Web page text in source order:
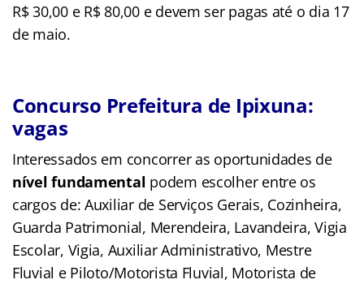
R$ 30,00 e R$ 80,00 e devem ser pagas até o dia 17
de maio.
Concurso Prefeitura de Ipixuna:
vagas
Interessados em concorrer as oportunidades de
nível fundamental podem escolher entre os
cargos de: Auxiliar de Serviços Gerais, Cozinheira,
Guarda Patrimonial, Merendeira, Lavandeira, Vigia
Escolar, Vigia, Auxiliar Administrativo, Mestre
Fluvial e Piloto/Motorista Fluvial, Motorista de